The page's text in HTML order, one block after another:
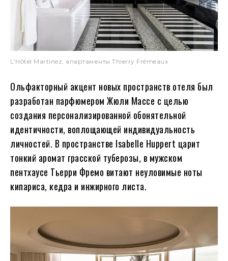
L’Hôtel Martinez, апартаменты Thierry Frémeaux
Ольфакторный акцент новых пространств отеля был
разработан парфюмером Жюли Массе с целью
создания персонализированной обонятельной
идентичности, воплощающей индивидуальность
личностей. В пространстве Isabelle Huppert царит
тонкий аромат грасской туберозы, в мужском
пентхаусе Тьерри Фремо витают неуловимые ноты
кипариса, кедра и инжирного листа.